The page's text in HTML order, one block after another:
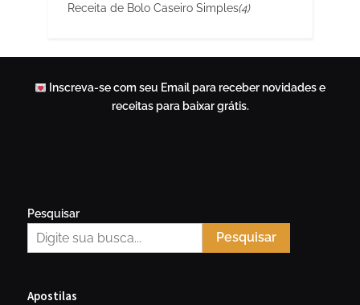
Receita de Bolo Caseiro Simples(4)
Inscreva-se com seu Email para receber novidades e
receitas para baixar grátis.
Pesquisar
Pesquisar
Apostilas